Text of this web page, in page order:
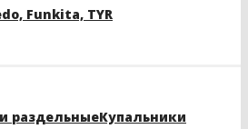
Funkita, TYR
раздельныеКупальники